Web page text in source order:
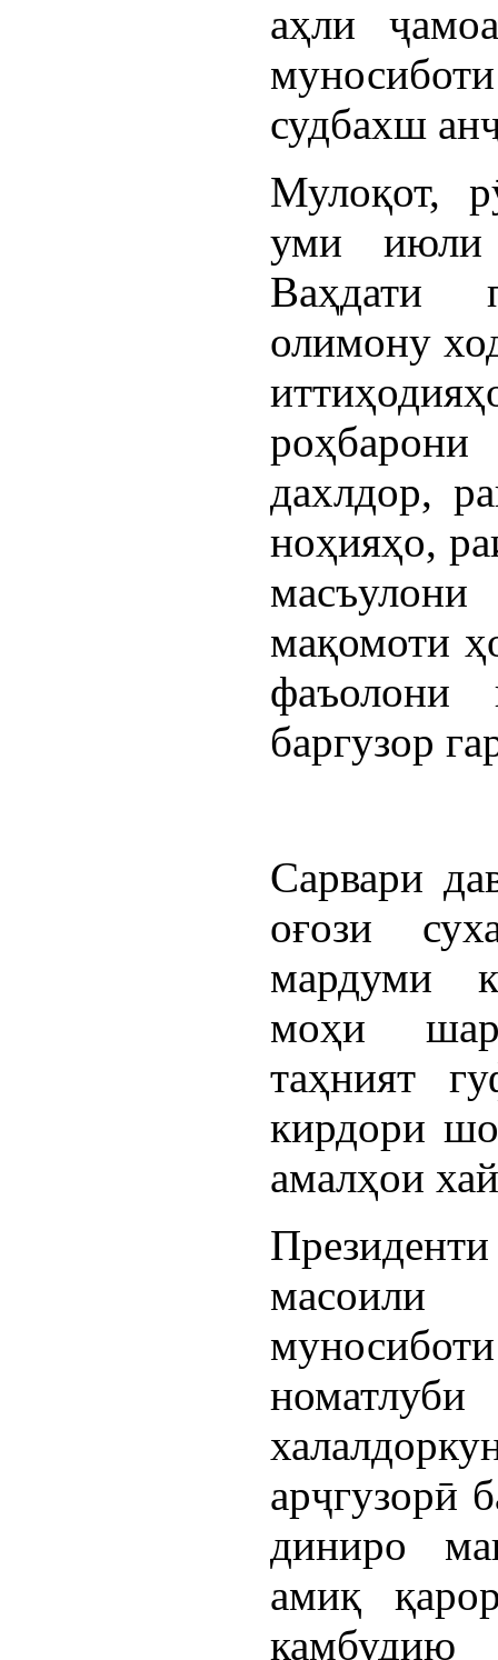
аҳли
судбахш
Мулоқот,
уми июли
Ваҳдати
олимону
дахлдор,
ноҳияҳо,
мақомоти
баргузор
Сарвари
оғози
мардуми
моҳи
таҳният
кирдори
амалҳои
масоили
арҷгузорӣ
диниро
амиқ